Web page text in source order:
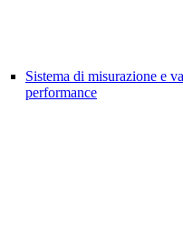
Sistema di misurazione e
performance